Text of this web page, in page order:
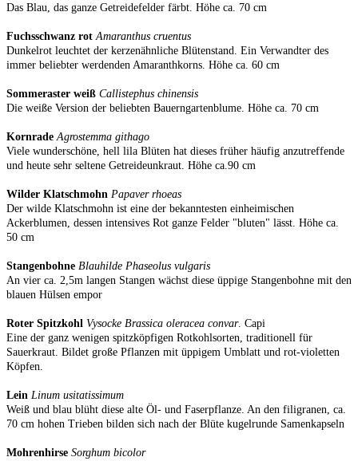
Das Blau, das ganze Getreidefelder färbt. Höhe ca. 70 cm
Fuchsschwanz rot Amaranthus cruentus
Dunkelrot leuchtet der kerzenähnliche Blütenstand. Ein Verwandter des
immer beliebter werdenden Amaranthkorns. Höhe ca. 60 cm
Sommeraster weiß Callistephus chinensis
Die weiße Version der beliebten Bauerngartenblume. Höhe ca. 70 cm
Kornrade Agrostemma githago
Viele wunderschöne, hell lila Blüten hat dieses früher häufig anzutreffende
und heute sehr seltene Getreideunkraut. Höhe ca.90 cm
Wilder Klatschmohn Papaver rhoeas
Der wilde Klatschmohn ist eine der bekanntesten einheimischen
Ackerblumen, dessen intensives Rot ganze Felder "bluten" lässt. Höhe ca.
50 cm
Stangenbohne Blauhilde Phaseolus vulgaris
An vier ca. 2,5m langen Stangen wächst diese üppige Stangenbohne mit den
blauen Hülsen empor
Roter Spitzkohl Vysocke Brassica oleracea convar. Capi
Eine der ganz wenigen spitzköpfigen Rotkohlsorten, traditionell für
Sauerkraut. Bildet große Pflanzen mit üppigem Umblatt und rot-violetten
Köpfen.
Lein Linum usitatissimum
Weiß und blau blüht diese alte Öl- und Faserpflanze. An den filigranen, ca.
70 cm hohen Trieben bilden sich nach der Blüte kugelrunde Samenkapseln
Mohrenhirse Sorghum bicolor